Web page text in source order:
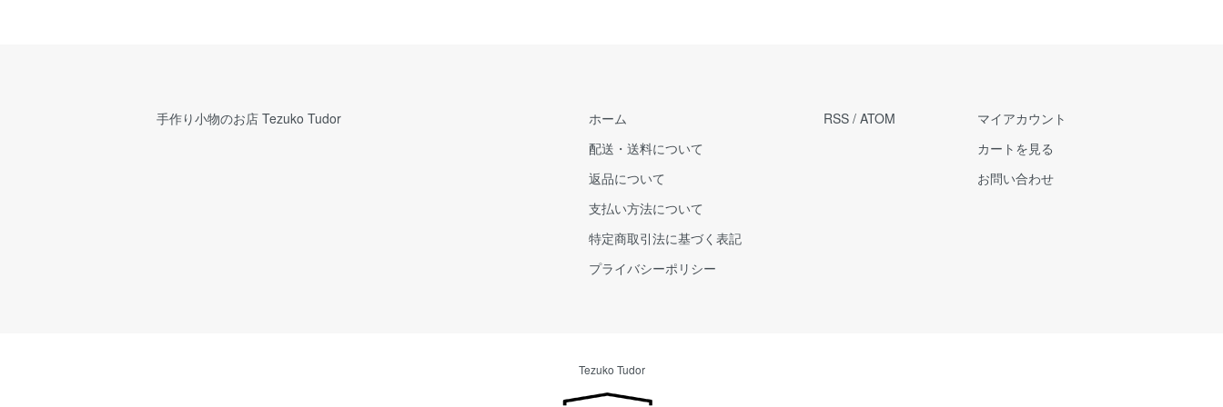
手作り小物のお店 Tezuko Tudor
ホーム
配送・送料について
返品について
支払い方法について
特定商取引法に基づく表記
プライバシーポリシー
RSS / ATOM
マイアカウント
カートを見る
お問い合わせ
Tezuko Tudor